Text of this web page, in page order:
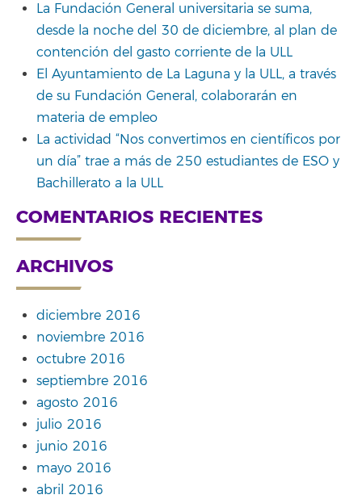
La Fundación General universitaria se suma,
desde la noche del 30 de diciembre, al plan de
contención del gasto corriente de la ULL
El Ayuntamiento de La Laguna y la ULL, a través
de su Fundación General, colaborarán en
materia de empleo
La actividad “Nos convertimos en científicos por
un día” trae a más de 250 estudiantes de ESO y
Bachillerato a la ULL
COMENTARIOS RECIENTES
ARCHIVOS
diciembre 2016
noviembre 2016
octubre 2016
septiembre 2016
agosto 2016
julio 2016
junio 2016
mayo 2016
abril 2016